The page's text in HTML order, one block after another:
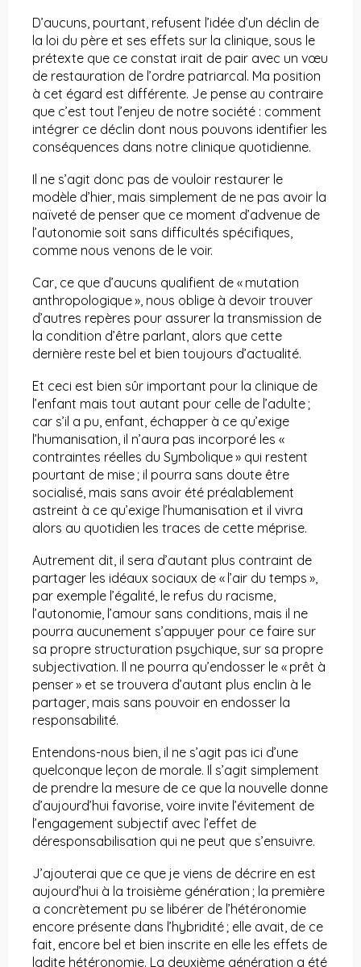
D’aucuns, pourtant, refusent l’idée d’un déclin de
la loi du père et ses effets sur la clinique, sous le
prétexte que ce constat irait de pair avec un vœu
de restauration de l’ordre patriarcal. Ma position
à cet égard est différente. Je pense au contraire
que c’est tout l’enjeu de notre société : comment
intégrer ce déclin dont nous pouvons identifier les
conséquences dans notre clinique quotidienne.
Il ne s’agit donc pas de vouloir restaurer le
modèle d’hier, mais simplement de ne pas avoir la
naïveté de penser que ce moment d’advenue de
l’autonomie soit sans difficultés spécifiques,
comme nous venons de le voir.
Car, ce que d’aucuns qualifient de « mutation
anthropologique », nous oblige à devoir trouver
d’autres repères pour assurer la transmission de
la condition d’être parlant, alors que cette
dernière reste bel et bien toujours d’actualité.
Et ceci est bien sûr important pour la clinique de
l’enfant mais tout autant pour celle de l’adulte ;
car s’il a pu, enfant, échapper à ce qu’exige
l’humanisation, il n’aura pas incorporé les «
contraintes réelles du Symbolique » qui restent
pourtant de mise ; il pourra sans doute être
socialisé, mais sans avoir été préalablement
astreint à ce qu’exige l’humanisation et il vivra
alors au quotidien les traces de cette méprise.
Autrement dit, il sera d’autant plus contraint de
partager les idéaux sociaux de « l’air du temps »,
par exemple l’égalité, le refus du racisme,
l’autonomie, l’amour sans conditions, mais il ne
pourra aucunement s’appuyer pour ce faire sur
sa propre structuration psychique, sur sa propre
subjectivation. Il ne pourra qu’endosser le « prêt à
penser » et se trouvera d’autant plus enclin à le
partager, mais sans pouvoir en endosser la
responsabilité.
Entendons-nous bien, il ne s’agit pas ici d’une
quelconque leçon de morale. Il s’agit simplement
de prendre la mesure de ce que la nouvelle donne
d’aujourd’hui favorise, voire invite l’évitement de
l’engagement subjectif avec l’effet de
déresponsabilisation qui ne peut que s’ensuivre.
J’ajouterai que ce que je viens de décrire en est
aujourd’hui à la troisième génération ; la première
a concrètement pu se libérer de l’hétéronomie
encore présente dans l’hybridité ; elle avait, de ce
fait, encore bel et bien inscrite en elle les effets de
ladite hétéronomie. La deuxième génération a été